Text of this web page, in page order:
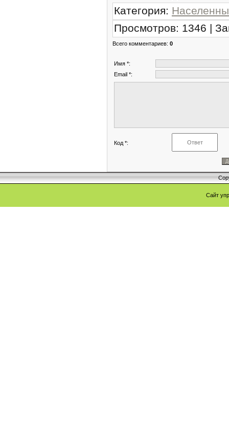
Категория:
Просмотров: 1346 |
Всего комментариев: 0
Имя *:
Email *:
Код *:
Сайт